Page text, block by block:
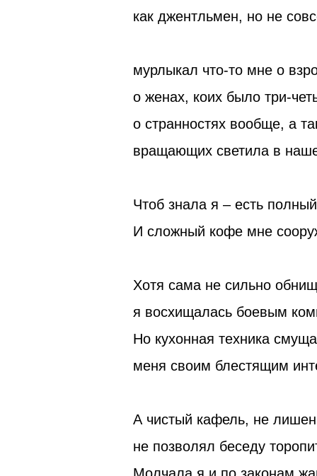
как джентльмен, но не
мурлыкал что-то мне о
о женах, коих было три-
о странностях вообще, а
вращающих светила в
Чтоб знала я – есть
И сложный кофе мне
Хотя сама не сильно
я восхищалась боевым
Но кухонная техника
меня своим блестящим
А чистый кафель, не
не позволял беседу